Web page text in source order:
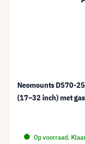
Neomounts DS70-
(17–32 inch) met
Op voorraad.